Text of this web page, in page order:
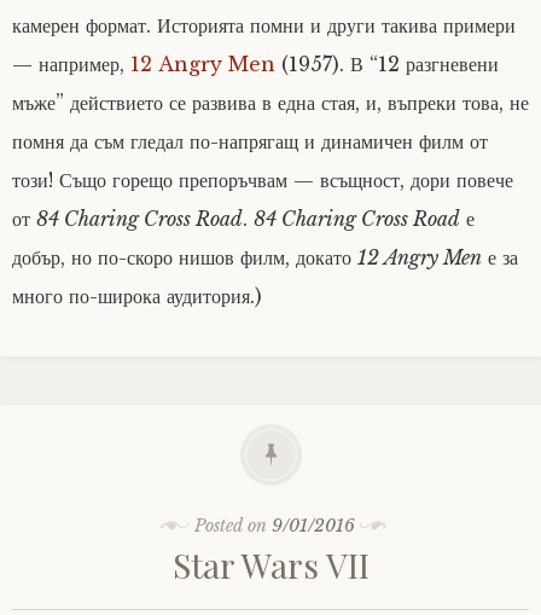
камерен формат. Историята помни и други такива примери
— например, 12 Angry Men (1957). В “12 разгневени
мъже” действието се развива в една стая, и, въпреки това, не
помня да съм гледал по-напрягащ и динамичен филм от
този! Също горещо препоръчвам — всъщност, дори повече
от 84 Charing Cross Road. 84 Charing Cross Road е
добър, но по-скоро нишов филм, докато 12 Angry Men е за
много по-широка аудитория.)
Posted on 9/01/2016
Star Wars VII